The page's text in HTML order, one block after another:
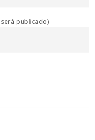
publicado)